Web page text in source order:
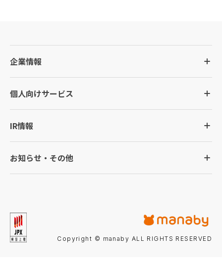
企業情報
個人向けサービス
IR情報
お知らせ・その他
Copyright © manaby ALL RIGHTS RESERVED